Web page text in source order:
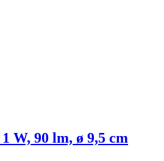
W, 90 lm, ø 9,5 cm